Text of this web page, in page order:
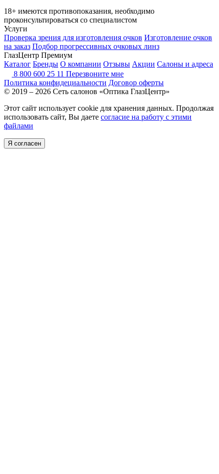
18+ имеются противопоказания, необходимо
проконсультироваться со специалистом
Услуги
Проверка зрения для изготовления очков Изготовление очков
на заказ Подбор прогрессивных очковых линз
ГлазЦентр Премиум
Каталог Бренды О компании Отзывы Акции Салоны и адреса
8 800 600 25 11 Перезвоните мне
Политика конфидециальности Договор оферты
© 2019 – 2026 Сеть салонов «Оптика ГлазЦентр»
Этот сайт использует cookie для хранения данных. Продолжая
использовать сайт, Вы даете согласие на работу с этими
файлами
Я согласен